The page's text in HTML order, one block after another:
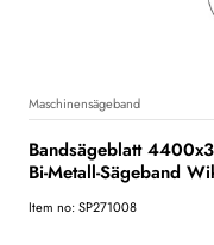
Maschinensägeband
Bandsägeblatt
Bi-Metall-Sägeband
Item no: SP271008